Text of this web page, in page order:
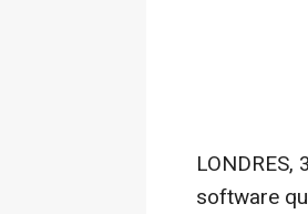
LONDRES,
software